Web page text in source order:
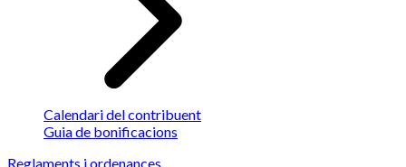
Calendari del contribuent
Guia de bonificacions
Reglaments i ordenances